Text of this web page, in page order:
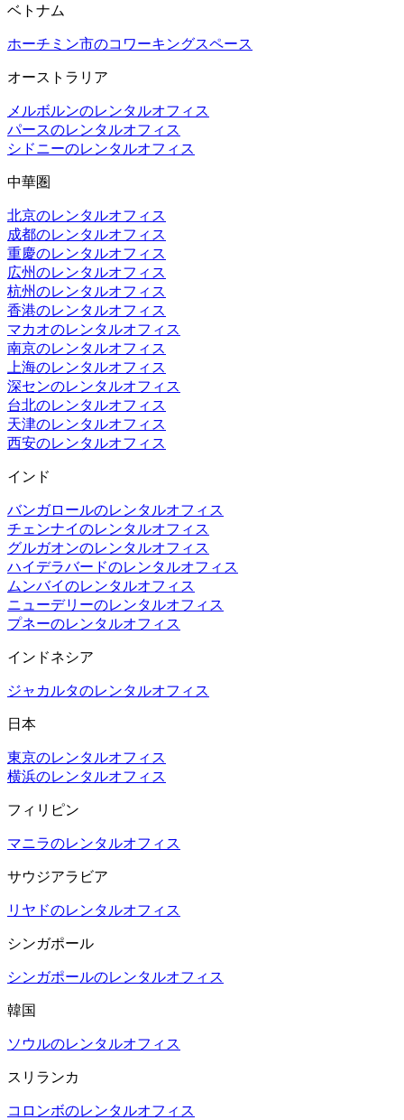
ベトナム
ホーチミン市のコワーキングスペース
オーストラリア
メルボルンのレンタルオフィス
パースのレンタルオフィス
シドニーのレンタルオフィス
中華圏
北京のレンタルオフィス
成都のレンタルオフィス
重慶のレンタルオフィス
広州のレンタルオフィス
杭州のレンタルオフィス
香港のレンタルオフィス
マカオのレンタルオフィス
南京のレンタルオフィス
上海のレンタルオフィス
深センのレンタルオフィス
台北のレンタルオフィス
天津のレンタルオフィス
西安のレンタルオフィス
インド
バンガロールのレンタルオフィス
チェンナイのレンタルオフィス
グルガオンのレンタルオフィス
ハイデラバードのレンタルオフィス
ムンバイのレンタルオフィス
ニューデリーのレンタルオフィス
プネーのレンタルオフィス
インドネシア
ジャカルタのレンタルオフィス
日本
東京のレンタルオフィス
横浜のレンタルオフィス
フィリピン
マニラのレンタルオフィス
サウジアラビア
リヤドのレンタルオフィス
シンガポール
シンガポールのレンタルオフィス
韓国
ソウルのレンタルオフィス
スリランカ
コロンボのレンタルオフィス